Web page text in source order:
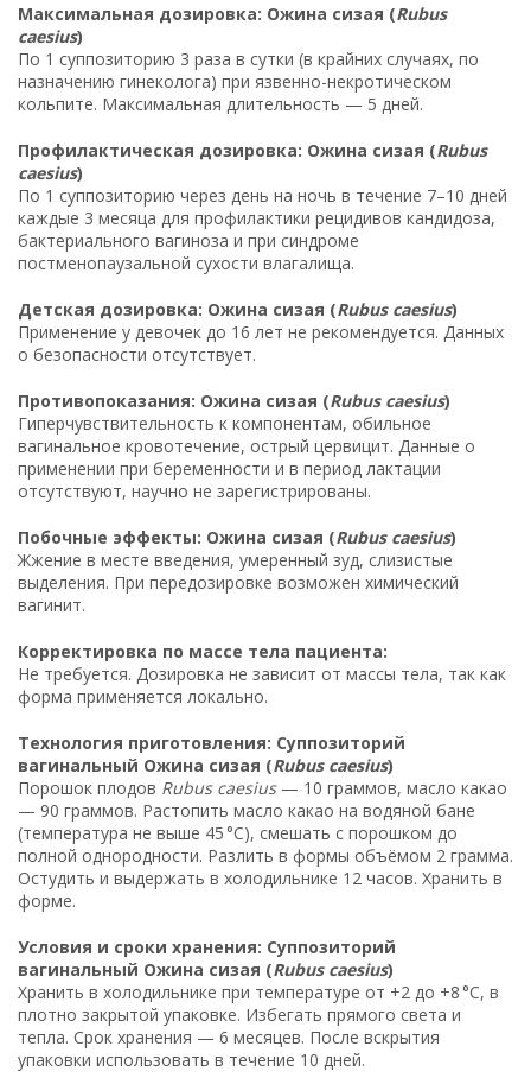
Максимальная дозировка: Ожина сизая (Rubus
caesius)
По 1 суппозиторию 3 раза в сутки (в крайних случаях, по
назначению гинеколога) при язвенно-некротическом
кольпите. Максимальная длительность — 5 дней.
Профилактическая дозировка: Ожина сизая (Rubus
caesius)
По 1 суппозиторию через день на ночь в течение 7–10 дней
каждые 3 месяца для профилактики рецидивов кандидоза,
бактериального вагиноза и при синдроме
постменопаузальной сухости влагалища.
Детская дозировка: Ожина сизая (Rubus caesius)
Применение у девочек до 16 лет не рекомендуется. Данных
о безопасности отсутствует.
Противопоказания: Ожина сизая (Rubus caesius)
Гиперчувствительность к компонентам, обильное
вагинальное кровотечение, острый цервицит. Данные о
применении при беременности и в период лактации
отсутствуют, научно не зарегистрированы.
Побочные эффекты: Ожина сизая (Rubus caesius)
Жжение в месте введения, умеренный зуд, слизистые
выделения. При передозировке возможен химический
вагинит.
Корректировка по массе тела пациента:
Не требуется. Дозировка не зависит от массы тела, так как
форма применяется локально.
Технология приготовления: Суппозиторий
вагинальный Ожина сизая (Rubus caesius)
Порошок плодов Rubus caesius— 10 граммов, масло какао
— 90 граммов. Растопить масло какао на водяной бане
(температура не выше 45 °C), смешать с порошком до
полной однородности. Разлить в формы объёмом 2 грамма.
Остудить и выдержать в холодильнике 12 часов. Хранить в
форме.
Условия и сроки хранения: Суппозиторий
вагинальный Ожина сизая (Rubus caesius)
Хранить в холодильнике при температуре от +2 до +8 °C, в
плотно закрытой упаковке. Избегать прямого света и
тепла. Срок хранения — 6 месяцев. После вскрытия
упаковки использовать в течение 10 дней.